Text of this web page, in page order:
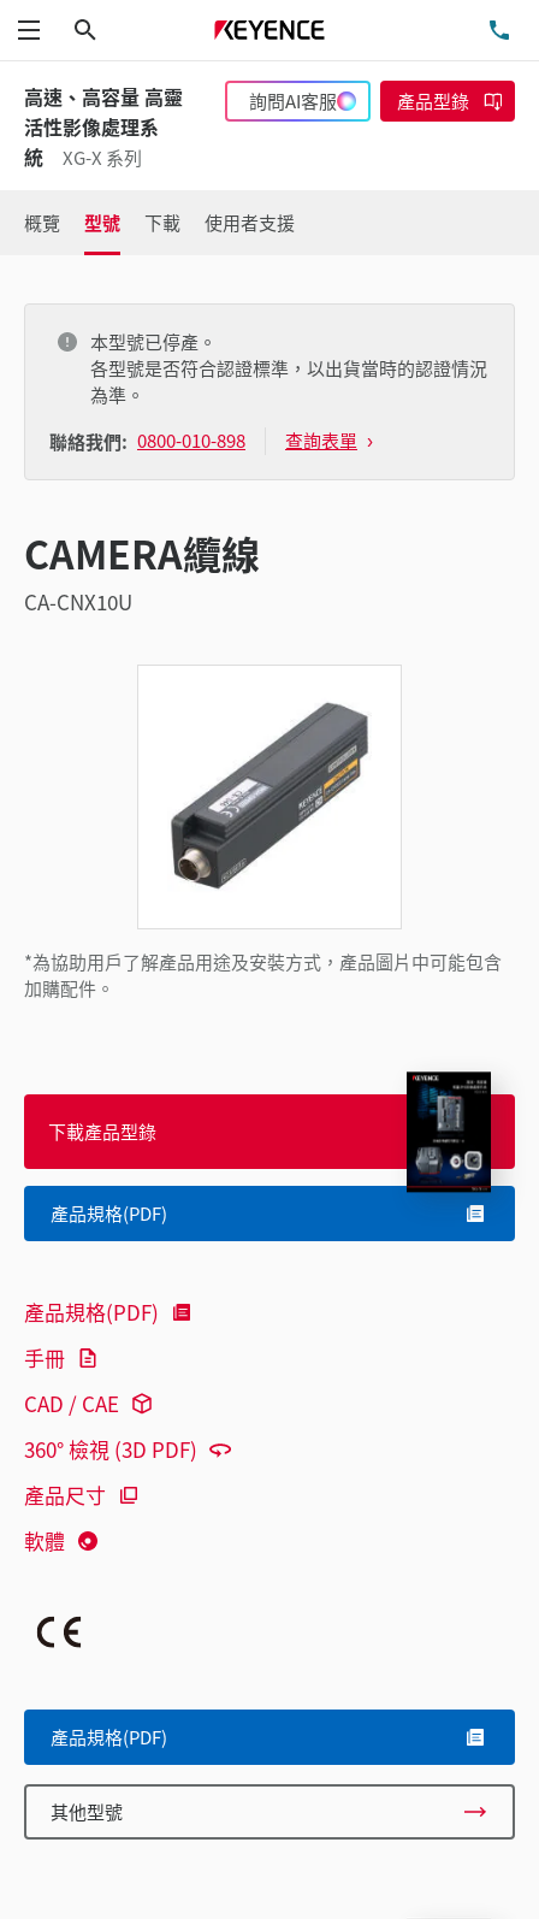
功能表
高速、高容量 高靈
活性影像處理系
統
XG-X 系列
詢問AI客服 產品型錄
概覽 型號 下載 使用者支援
本型號已停產。
各型號是否符合認證標準，以出貨當時的認證情況
為準。
聯絡我們: 0800-010-898 查詢表單
CAMERA纜線
CA-CNX10U
*為協助用戶了解產品用途及安裝方式，產品圖片中可能包含
加購配件。
下載產品型錄
產品規格(PDF)
產品規格(PDF)
手冊
CAD / CAE
360° 檢視 (3D PDF)
產品尺寸
軟體
產品規格(PDF)
其他型號